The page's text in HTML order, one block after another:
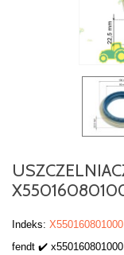
Indeks: X550160801000
fendt ✔️